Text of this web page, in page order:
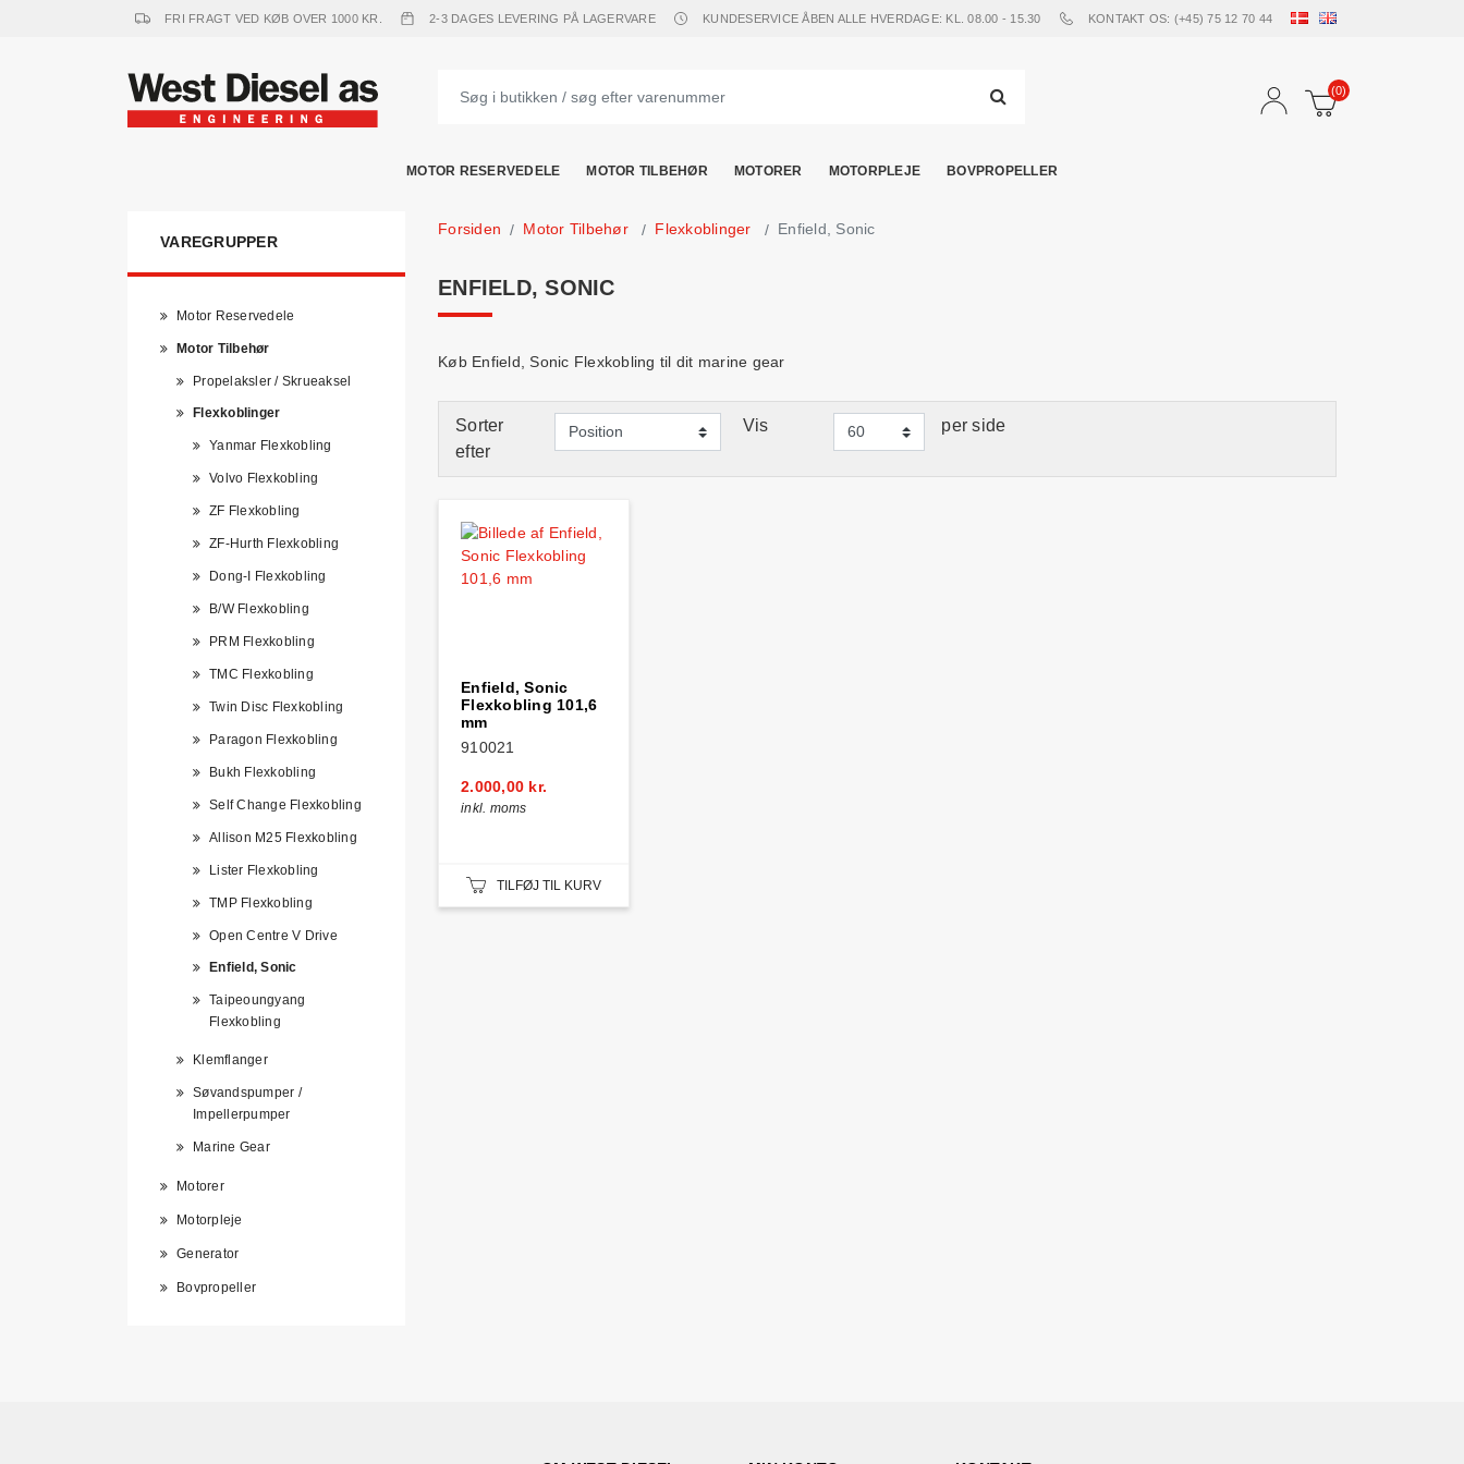
FRI FRAGT VED KØB OVER 1000 KR. 2-3 DAGES LEVERING PÅ LAGERVARE KUNDESERVICE ÅBEN ALLE HVERDAGE: KL. 08.00 - 15.30 KONTAKT OS: (+45) 75 12 70 44
(0)
MOTOR RESERVEDELE MOTOR TILBEHØR MOTORER MOTORPLEJE BOVPROPELLER
VAREGRUPPER
Motor Reservedele
Motor Tilbehør
Propelaksler / Skrueaksel
Flexkoblinger
Yanmar Flexkobling
Volvo Flexkobling
ZF Flexkobling
ZF-Hurth Flexkobling
Dong-I Flexkobling
B/W Flexkobling
PRM Flexkobling
TMC Flexkobling
Twin Disc Flexkobling
Paragon Flexkobling
Bukh Flexkobling
Self Change Flexkobling
Allison M25 Flexkobling
Lister Flexkobling
TMP Flexkobling
Open Centre V Drive
Enfield, Sonic
Taipeoungyang
Flexkobling
Klemflanger
Søvandspumper /
Impellerpumper
Marine Gear
Motorer
Motorpleje
Generator
Bovpropeller
Forsiden Motor Tilbehør Flexkoblinger Enfield, Sonic
ENFIELD, SONIC
Køb Enfield, Sonic Flexkobling til dit marine gear
Sorter
efter
Vis per side
Enfield, Sonic
Flexkobling 101,6
mm
910021
2.000,00 kr.
inkl. moms
TILFØJ TIL KURV